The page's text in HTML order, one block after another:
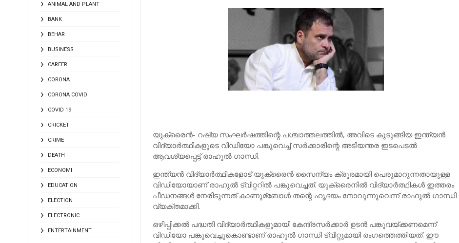
ANIMAL AND PLANT
BANK
BEHAR
BUSINESS
CAREER
CORONA
CORONA COVID
COVID 19
CRICKET
CRIME
DEATH
ECONOMI
EDUCATION
ELECTION
ELECTRONIC
ENTERTAINMENT
യുക്രൈന്‍- റഷ്യ സംഘര്‍ഷത്തിന്റെ പശ്ചാത്തലത്തില്‍, അവിടെ കുടുങ്ങിയ ഇന്ത്യന്‍
വിദ്യാര്‍ത്ഥികളുടെ വിഡിയോ പങ്കുവെച്ച്‌ സര്‍ക്കാരിന്റെ അടിയന്തര ഇടപെടല്‍
ആവശ്യപ്പെട്ട് രാഹുല്‍ ഗാന്ധി.
ഇന്ത്യന്‍ വിദ്യാര്‍ത്ഥികളോട് യുക്രൈന്‍ സൈന്യം ക്രൂരമായി പെരുമാറുന്നതായുള്ള
വിഡിയോയാണ് രാഹുല്‍ ട്വിറ്ററില്‍ പങ്കുവെച്ചത്. യുക്രൈനില്‍ വിദ്യാര്‍ത്ഥികള്‍ ഇത്തരം
പീഡനങ്ങള്‍ നേരിടുന്നത് കാണുമ്ബോള്‍ തന്റെ ഹൃദയം നോവുന്നുവെന്ന് രാഹുല്‍ ഗാന്ധി
വ്യക്തമാക്കി.
ഒഴിപ്പിക്കല്‍ പദ്ധതി വിദ്യാര്‍ത്ഥികളുമായി കേന്ദ്രസര്‍ക്കാര്‍ ഉടന്‍ പങ്കുവയ്ക്കണമെന്ന്
വിഡിയോ പങ്കുവെച്ചുകൊണ്ടാണ് രാഹുല്‍ ഗാന്ധി ട്വീറ്റുമായി രംഗത്തെത്തിയത്. ഈ